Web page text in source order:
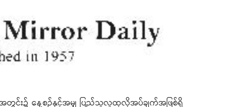
အတွင်း၌ နေ့စဉ်နှင့်အမျှ ပြည်သူလူထုလိုအပ်ချက်အဖြစ်ရှိ